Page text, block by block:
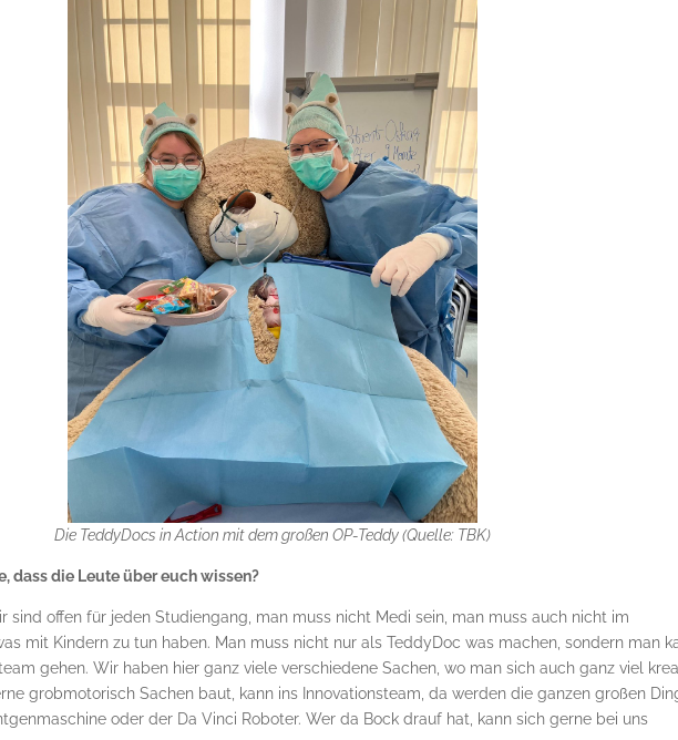
Die TeddyDocs in Action mit dem großen OP-Teddy (Quelle: TBK)
dass die Leute über euch wissen?
sind offen für jeden Studiengang, man muss nicht Medi sein, man muss auch nicht im
mit Kindern zu tun haben. Man muss nicht nur als TeddyDoc was machen, sondern man
gehen. Wir haben hier ganz viele verschiedene Sachen, wo man sich auch ganz viel
grobmotorisch Sachen baut, kann ins Innovationsteam, da werden die ganzen großen
oder der Da Vinci Roboter. Wer da Bock drauf hat, kann sich gerne bei uns